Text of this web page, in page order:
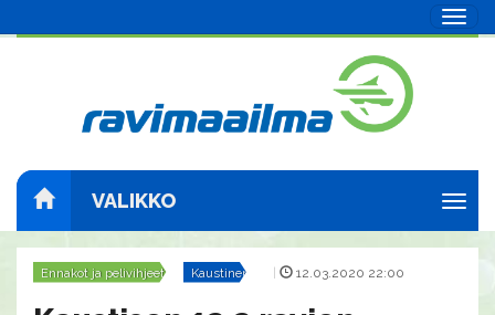
VALIKKO
Ennakot ja pelivihjeet Kaustinen 12.03.2020 22:00